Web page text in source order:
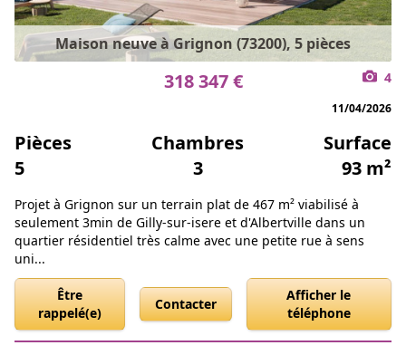
Maison neuve à Grignon (73200), 5 pièces
318 347 € 4
11/04/2026
Pièces
5
Chambres
3
Surface
93 m²
Projet à Grignon sur un terrain plat de 467 m² viabilisé à
seulement 3min de Gilly-sur-isere et d'Albertville dans un
quartier résidentiel très calme avec une petite rue à sens
uni...
Être
rappelé(e)
Contacter
Afficher le
téléphone